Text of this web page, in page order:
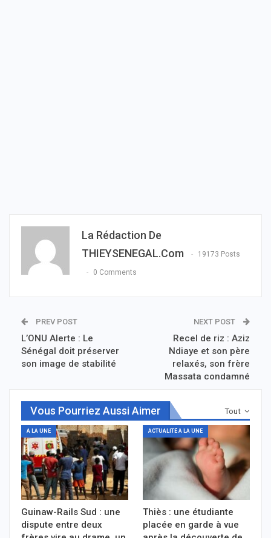
La Rédaction De
THIEYSENEGAL.com
19173 Posts
0 Comments
PREV POST
L’ONU Alerte : Le
Sénégal doit préserver
son image de stabilité
NEXT POST
Recel de riz : Aziz
Ndiaye et son père
relaxés, son frère
Massata condamné
Tout
Vous Pourriez Aussi Aimer
A LA UNE
Guinaw-Rails Sud : une
dispute entre deux
ACTUALITÉ À LA UNE
Thiès : une étudiante
placée en garde à vue